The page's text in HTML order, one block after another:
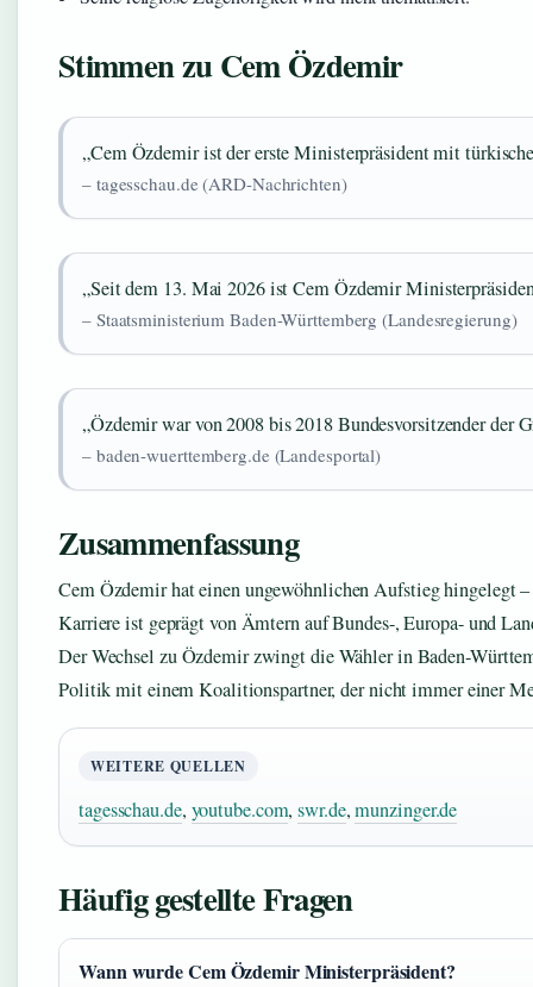
Stimmen zu Cem Özdemir
„Cem Özdemir ist der erste Ministerpräsident mit
– tagesschau.de (ARD-Nachrichten)
„Seit dem 13. Mai 2026 ist Cem Özdemir
– Staatsministerium Baden-Württemberg (Landesregierung)
„Özdemir war von 2008 bis 2018 Bundesvorsitzender der
– baden-wuerttemberg.de (Landesportal)
Zusammenfassung
Cem Özdemir hat einen ungewöhnlichen Aufstieg hingelegt
Karriere ist geprägt von Ämtern auf Bundes-, Europa- und
Der Wechsel zu Özdemir zwingt die Wähler in Baden-
Politik mit einem Koalitionspartner, der nicht immer einer
WEITERE QUELLEN
tagesschau.de, youtube.com,swr.de,munzinger.de
Häufig gestellte Fragen
Wann wurde Cem Özdemir Ministerpräsident?